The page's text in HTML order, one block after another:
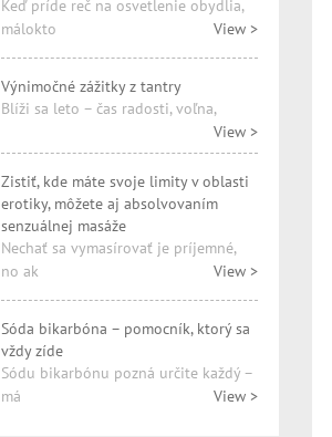
Keď príde reč na osvetlenie obydlia,
málokto
View >
Výnimočné zážitky z tantry
Blíži sa leto – čas radosti, voľna,
View >
Zistiť, kde máte svoje limity v oblasti
erotiky, môžete aj absolvovaním
senzuálnej masáže
Nechať sa vymasírovať je príjemné,
no ak
View >
Sóda bikarbóna – pomocník, ktorý sa
vždy zíde
Sódu bikarbónu pozná určite každý –
má
View >